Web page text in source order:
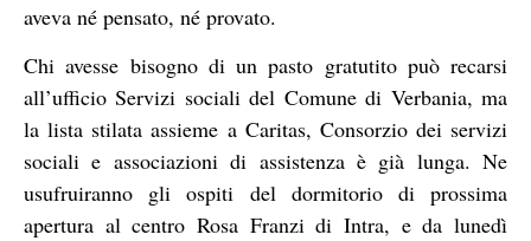
aveva né pensato, né provato.
Chi avesse bisogno di un pasto gratutito può recarsi
all’ufficio Servizi sociali del Comune di Verbania, ma
la lista stilata assieme a Caritas, Consorzio dei servizi
sociali e associazioni di assistenza è già lunga. Ne
usufruiranno gli ospiti del dormitorio di prossima
apertura al centro Rosa Franzi di Intra, e da lunedì